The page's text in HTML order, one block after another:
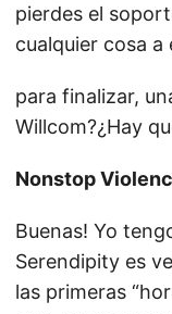
pierdes el
cualquier cosa a
para finalizar,
Willcom?¿Hay
Nonstop
Buenas! Yo
Serendipity es
las primeras